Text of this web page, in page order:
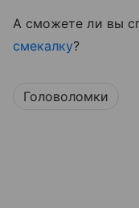
А сможете ли вы
смекалку?
Головоломки